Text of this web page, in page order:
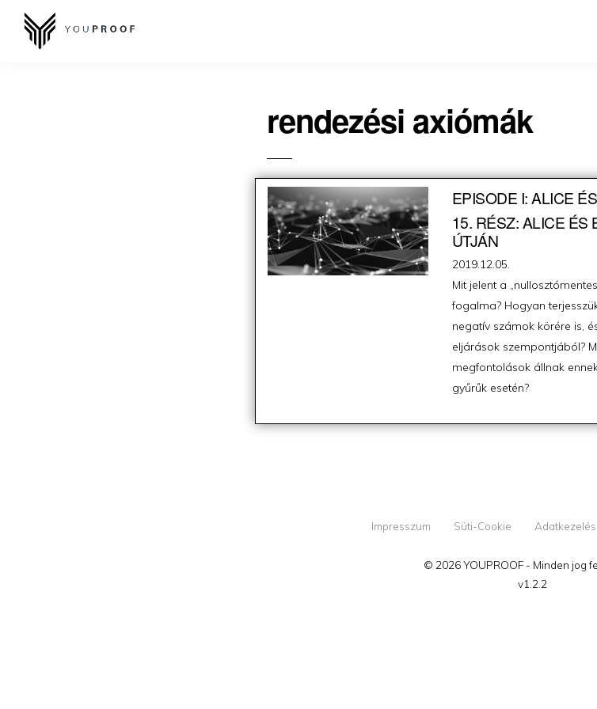
rendezési axiómák
EPISODE I: ALICE
15. RÉSZ: ALICE ÉS
ÚTJÁN
Posted
on
2019.12.05.
Mit jelent a
fogalma? Hogyan
negatív számok körére is,
eljárások szempontjából?
megfontolások állnak
gyűrűk esetén?
Impresszum Süti-Cookie Adatkezelés
© 2026 YOUPROOF - Minden jog
v1.2.2